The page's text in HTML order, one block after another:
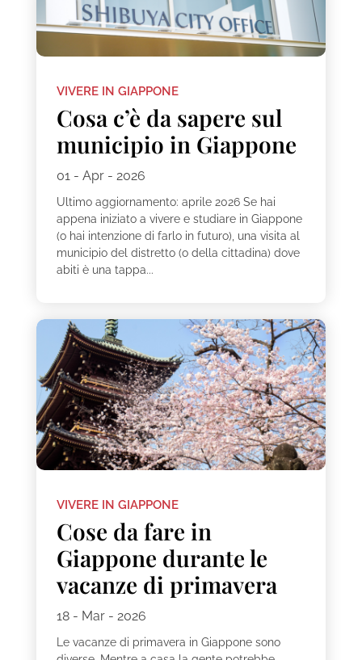
VIVERE IN GIAPPONE
Cosa c’è da sapere sul
municipio in Giappone
01 - Apr - 2026
Ultimo aggiornamento: aprile 2026 Se hai
appena iniziato a vivere e studiare in Giappone
(o hai intenzione di farlo in futuro), una visita al
municipio del distretto (o della cittadina) dove
abiti è una tappa...
VIVERE IN GIAPPONE
Cose da fare in
Giappone durante le
vacanze di primavera
18 - Mar - 2026
Le vacanze di primavera in Giappone sono